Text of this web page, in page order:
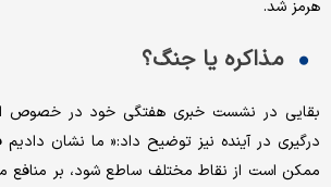
هرمز شد.
مذاکره یا جنگ؟
بقایی در نشست خبری هفتگی خود در خصوص
درگیری در آینده نیز توضیح داد:« ما نشان دادیم
ممکن است از نقاط مختلف ساطع شود، بر منافع